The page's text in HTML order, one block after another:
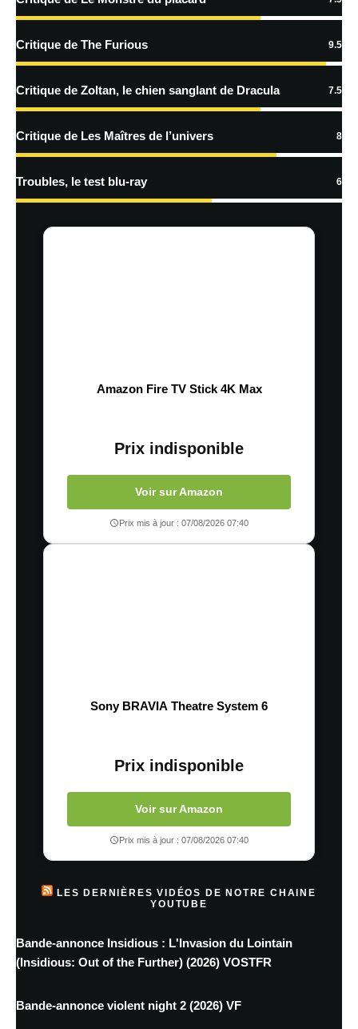
Critique de The Furious 9.5
Critique de Zoltan, le chien sanglant de Dracula 7.5
Critique de Les Maîtres de l’univers 8
Troubles, le test blu-ray 6
Amazon Fire TV Stick 4K Max
Prix indisponible
Voir sur Amazon
Prix mis à jour : 07/08/2026 07:40
Sony BRAVIA Theatre System 6
Prix indisponible
Voir sur Amazon
Prix mis à jour : 07/08/2026 07:40
LES DERNIÈRES VIDÉOS DE NOTRE CHAINE
YOUTUBE
Bande-annonce Insidious : L'Invasion du Lointain
(Insidious: Out of the Further) (2026) VOSTFR
Bande-annonce violent night 2 (2026) VF